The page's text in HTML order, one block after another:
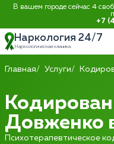
В вашем городе сейчас 4
+7
Наркология 24/7
Наркологическая клиника
Главная Услуги
Довженко
Психотерапевтическое